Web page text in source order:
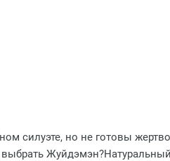
силуэте, но не готовы